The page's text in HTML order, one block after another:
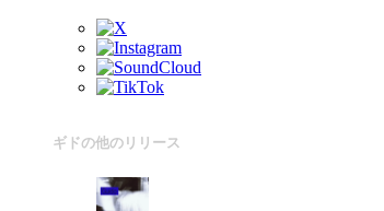
ギドの他のリリース